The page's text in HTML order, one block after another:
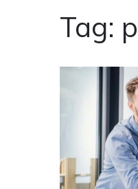
Tag: